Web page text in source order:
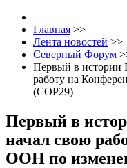
Главная >>
Лента новостей >>
Северный Форум
Первый в истории
работу на
(COP29)
Первый в
начал свою
ООН по